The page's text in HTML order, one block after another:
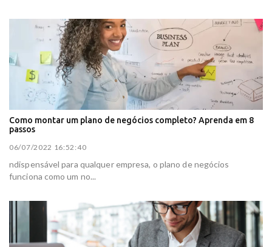
Como montar um plano de negócios completo? Aprenda em 8
passos
06/07/2022 16:52:40
ndispensável para qualquer empresa, o plano de negócios
funciona como um no...